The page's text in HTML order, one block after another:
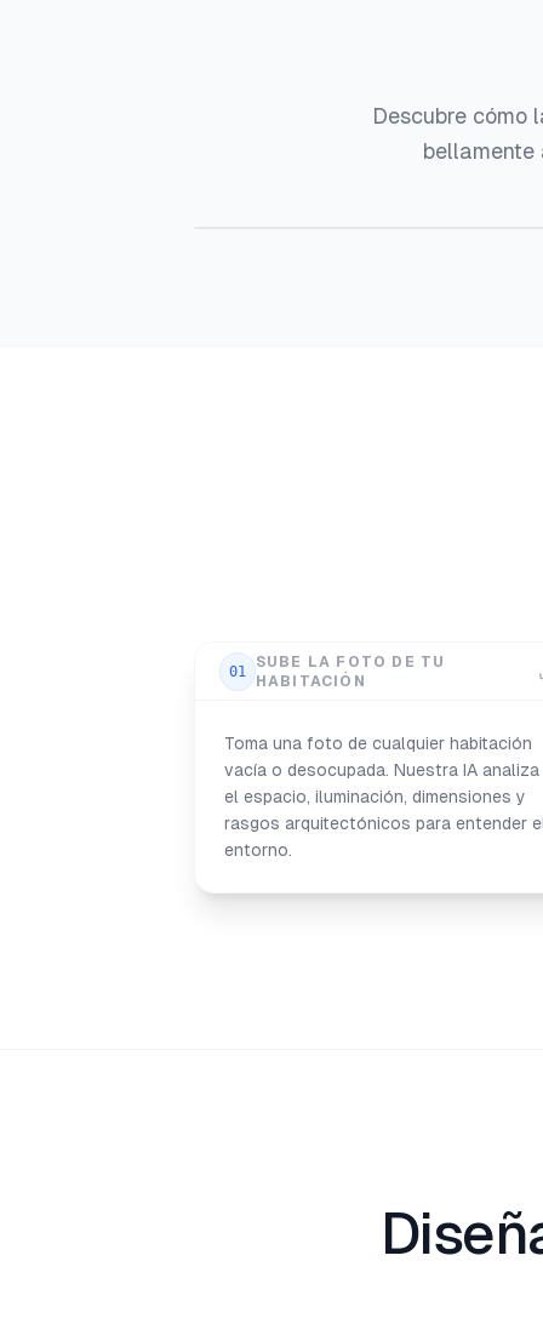
Descubre cómo
bellamente
01
SUBE LA FOTO DE TU
HABITACIÓN
Toma una foto de cualquier habitación
vacía o desocupada. Nuestra IA analiza
el espacio, iluminación, dimensiones y
rasgos arquitectónicos para entender
entorno.